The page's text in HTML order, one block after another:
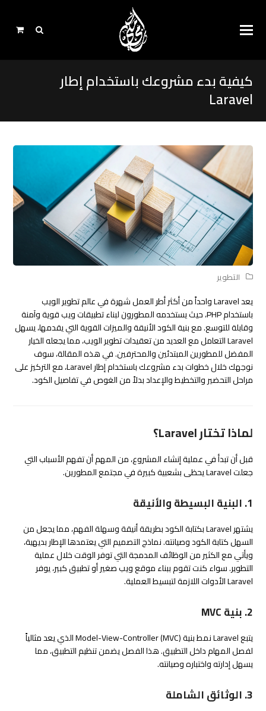
كيفية بدء مشروعك باستخدام إطار
Laravel
التطوير
يعد Laravel واحداً من أكثر أطر العمل شهرة في عالم تطوير الويب
باستخدام PHP، حيث يستخدمه المطورون لبناء تطبيقات ويب قوية وآمنة
وقابلة للتوسع. مع بنية الكود الأنيقة والميزات القوية التي يقدمها، يسهل
Laravel التعامل مع العديد من تعقيدات تطوير الويب، مما يجعله الخيار
المفضل للمطورين المبتدئين والمحترفين. في هذه المقالة، سوف
نوجهك خلال خطوات بدء مشروعك باستخدام إطار Laravel، مع التركيز على
مراحل التحضير والتخطيط والإعداد بدلاً من الغوص في تفاصيل الكود.
لماذا تختار Laravel؟
قبل أن تبدأ في عملية إنشاء المشروع، من المهم أن تفهم الأسباب التي
جعلت Laravel يحظى بشعبية كبيرة في مجتمع المطورين.
1. البنية البسيطة والأنيقة
يشتهر Laravel بكتابة الكود بطريقة أنيقة وسهلة الفهم، مما يجعل من
السهل كتابة الكود وصيانته. نماذج التصميم التي يعتمدها الإطار بديهية،
ويأتي مع الكثير من الوظائف المدمجة التي توفر الوقت خلال عملية
التطوير. سواء كنت تقوم ببناء موقع ويب صغير أو تطبيق كبير، يوفر
Laravel الأدوات اللازمة لتبسيط العملية.
2. بنية MVC
يتبع Laravel نمط بنية Model-View-Controller (MVC) الذي يعد مثالياً
لفصل المهام داخل التطبيق. هذا الفصل يضمن تنظيم التطبيق، مما
يسهل إدارته واختباره وصيانته.
3. الوثائق الشاملة